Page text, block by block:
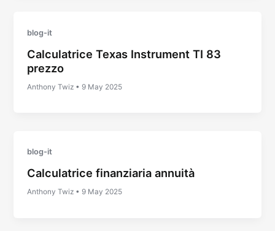
blog-it
Calculatrice Texas Instrument TI 83
prezzo
Anthony Twiz •9 May 2025
blog-it
Calculatrice finanziaria annuità
Anthony Twiz •9 May 2025